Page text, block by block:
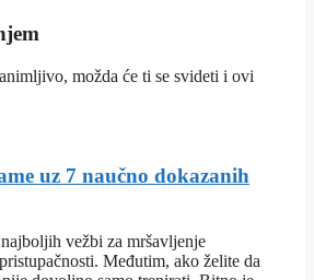
možda će ti se svideti i ovi
uz 7 naučno dokazanih
vežbi za mršavljenje
Međutim, ako želite da